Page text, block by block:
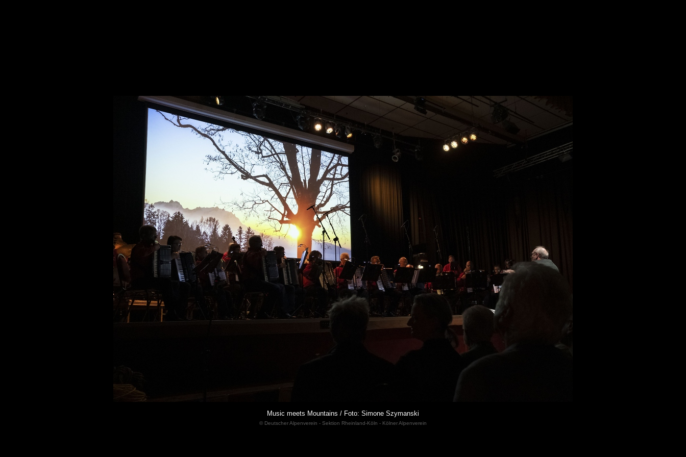
Music meets Mountains / Foto: Simone Szymanski
© Deutscher Alpenverein - Sektion Rheinland-Köln - Kölner Alpenverein